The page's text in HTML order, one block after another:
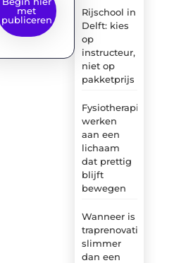
Rijschool in
Delft: kies
op
instructeur,
niet op
pakketprijs
Fysiotherapie:
werken
aan een
lichaam
dat prettig
blijft
bewegen
Wanneer is
traprenovatie
slimmer
dan een
met
publiceren